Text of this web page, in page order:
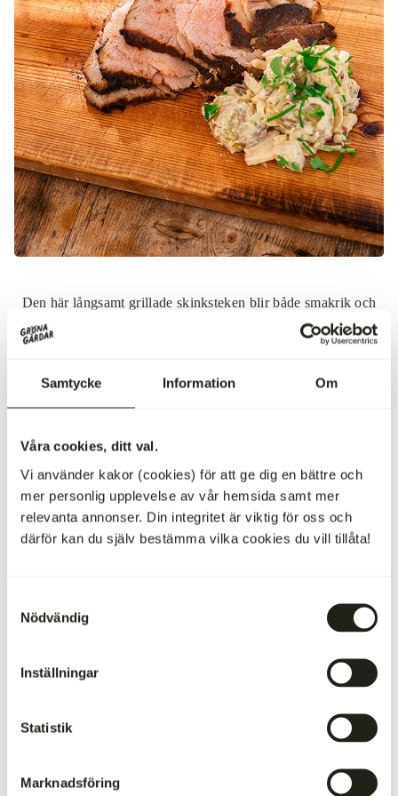
Samtycke Information Om
Våra cookies, ditt val.
Vi använder kakor (cookies) för att ge dig en bättre och
mer personlig upplevelse av vår hemsida samt mer
relevanta annonser. Din integritet är viktig för oss och
därför kan du själv bestämma vilka cookies du vill tillåta!
Nödvändig
Inställningar
Statistik
Marknadsföring
70,00 kr
Benbuljong av nöt
69,00 kr
Visa produkt
Bibröd
214,00 kr
Visa produkt
Den här långsamt grillade skinksteken blir både smakrik och
saftig och serveras gärna tillsammans med Gröna gårdars
I samarbete med:Viktor Rahmqvist.
Du behöver
900 gskinkstekav fransyska
1 st sats av Het BBQ-sås
Grillspån och briketter
Gör så här
Lägg skinksteken i BBQ-såsen som marinad över natten.
Blötlägg grillspånet och tänd grillen med briketter
Lägg på spånet när briketterna fått fin glöd, lägg sedan
skinksteken på indirekt värme och sätt på locket på
grillen. Försök att inte få grillen för varm utan reglera
värmen med hjälp av luftventilerna (grillen bör inte